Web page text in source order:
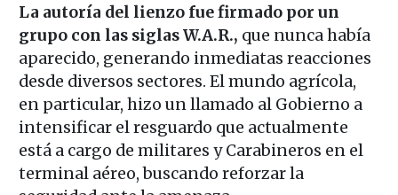
La autoría del lienzo fue firmado por un
grupo con las siglas W.A.R., que nunca había
aparecido, generando inmediatas reacciones
desde diversos sectores. El mundo agrícola,
en particular, hizo un llamado al Gobierno a
intensificar el resguardo que actualmente
está a cargo de militares y Carabineros en el
terminal aéreo, buscando reforzar la